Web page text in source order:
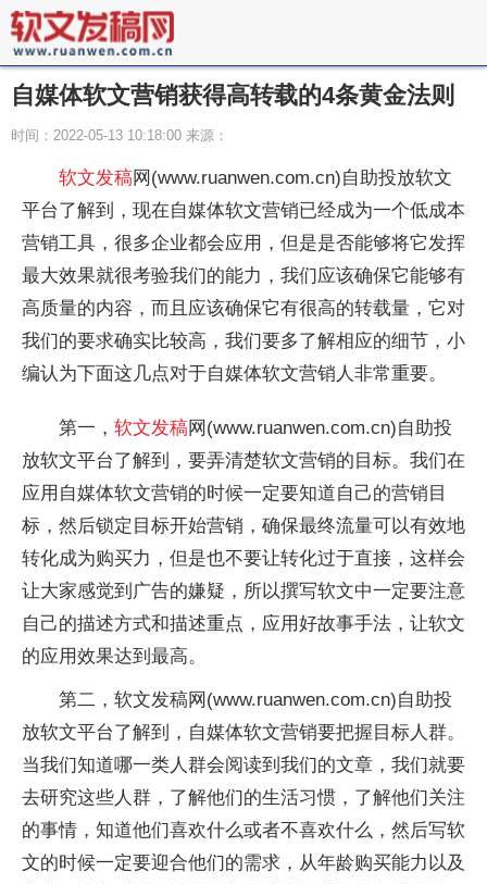
自媒体软文营销获得高转载的4条黄金法则
时间：2022-05-13 10:18:00 来源：
软文发稿网(www.ruanwen.com.cn)自助投放软文
平台了解到，现在自媒体软文营销已经成为一个低成本
营销工具，很多企业都会应用，但是是否能够将它发挥
最大效果就很考验我们的能力，我们应该确保它能够有
高质量的内容，而且应该确保它有很高的转载量，它对
我们的要求确实比较高，我们要多了解相应的细节，小
编认为下面这几点对于自媒体软文营销人非常重要。
第一， 软文发稿网(www.ruanwen.com.cn)自助投
放软文平台了解到，要弄清楚软文营销的目标。我们在
应用自媒体软文营销的时候一定要知道自己的营销目
标，然后锁定目标开始营销，确保最终流量可以有效地
转化成为购买力，但是也不要让转化过于直接，这样会
让大家感觉到广告的嫌疑，所以撰写软文中一定要注意
自己的描述方式和描述重点，应用好故事手法，让软文
的应用效果达到最高。
第二，软文发稿网(www.ruanwen.com.cn)自助投
放软文平台了解到，自媒体软文营销要把握目标人群。
当我们知道哪一类人群会阅读到我们的文章，我们就要
去研究这些人群，了解他们的生活习惯，了解他们关注
的事情，知道他们喜欢什么或者不喜欢什么，然后写软
文的时候一定要迎合他们的需求，从年龄购买能力以及